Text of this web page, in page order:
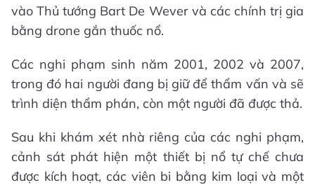
vào Thủ tướng Bart De Wever và các chính trị gia
bằng drone gắn thuốc nổ.
Các nghi phạm sinh năm 2001, 2002 và 2007,
trong đó hai người đang bị giữ để thẩm vấn và sẽ
trình diện thẩm phán, còn một người đã được thả.
Sau khi khám xét nhà riêng của các nghi phạm,
cảnh sát phát hiện một thiết bị nổ tự chế chưa
được kích hoạt, các viên bi bằng kim loại và một